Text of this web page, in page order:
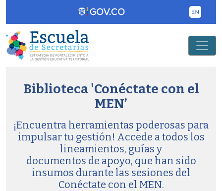
Pasar al contenido principal
Biblioteca 'Conéctate con el
MEN’
¡Encuentra herramientas poderosas para
impulsar tu gestión! Accede a todos los
lineamientos, guías y
documentos de apoyo, que han sido
insumos durante las sesiones del
Conéctate con el MEN.